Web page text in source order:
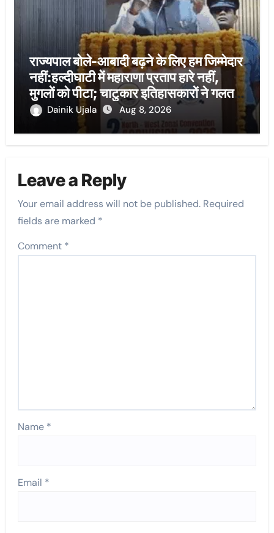
राज्यपाल बोले-आबादी बढ़ने के लिए हम जिम्मेदार
नहीं:हल्दीघाटी में महाराणा प्रताप हारे नहीं,
मुगलों को पीटा; चाटुकार इतिहासकारों ने गलत
लिखाDainik Ujala Aug 8, 2026
Leave a Reply
Your email address will not be published. Required
fields are marked *
Comment *
Name *
Email *